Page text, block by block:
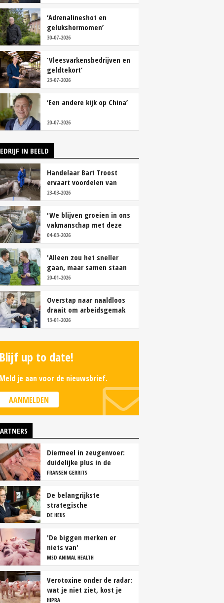
‘Adrenalineshot en
gelukshormomen’
30-07-2026
‘Vleesvarkensbedrijven en
geldtekort’
23-07-2026
‘Een andere kijk op China’
20-07-2026
IN BEELD
Handelaar Bart Troost
ervaart voordelen van
coöperatieve voerfusie
23-03-2026
'We blijven groeien in ons
vakmanschap met deze
teamaanpak'
04-03-2026
'Alleen zou het sneller
gaan, maar samen staan
we stukken sterker'
20-01-2026
Overstap naar naaldloos
draait om arbeidsgemak
en diervriendelijkheid
13-01-2026
Blijf up to date!
Meld je aan voor de nieuwsbrief.
AANMELDEN
Diermeel in zeugenvoer:
duidelijke plus in de
kraamstal
FRANSEN GERRITS
De belangrijkste
strategische
overwegingen van
vleesvarkenshouders
DE HEUS
'De biggen merken er
niets van'
MSD ANIMAL HEALTH
Verotoxine onder de radar:
wat je niet ziet, kost je
wel geld
HIPRA